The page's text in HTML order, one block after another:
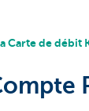
Carte de débit